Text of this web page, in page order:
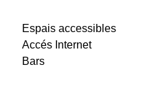
Espais accessibles
Accés Internet
Bars